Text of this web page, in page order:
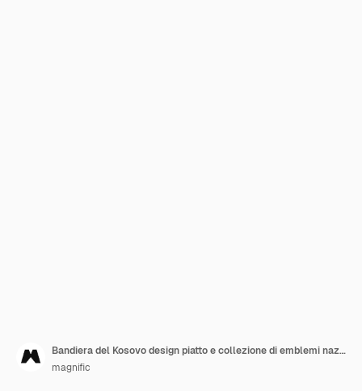
Bandiera del Kosovo design piatto e collezione di emblemi nazionali
magnific